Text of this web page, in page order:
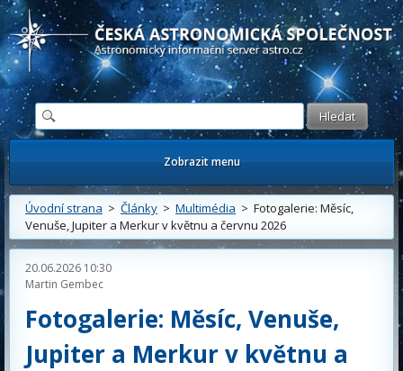
Česká astronomická společnost - Informační astronomický server
Zobrazit menu
Úvodní strana > Články > Multimédia > Fotogalerie: Měsíc,
Venuše, Jupiter a Merkur v květnu a červnu 2026
20.06.2026 10:30
Martin Gembec
Fotogalerie: Měsíc, Venuše,
Jupiter a Merkur v květnu a